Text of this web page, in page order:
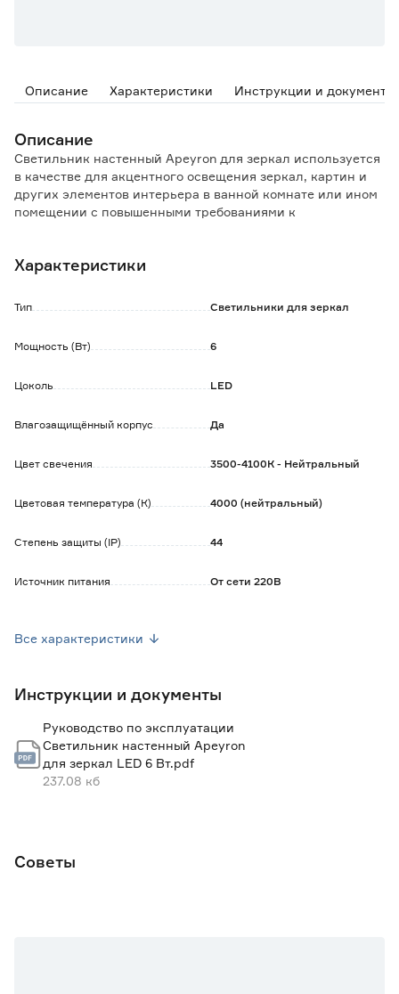
Описание Характеристики Инструкции и документы
Описание
Светильник настенный Apeyron для зеркал используется
в качестве для акцентного освещения зеркал, картин и
других элементов интерьера в ванной комнате или ином
помещении с повышенными требованиями к
Особенности и преимущества:
светильника;
- комфортное свечение благодаря цветовой температуре
- лаконичный дизайн светильника впишется в любой
- срок службы более 50 000 часов.
Обратите внимание:
металлической планки, которая входит в комплект.
Характеристики
Тип Светильники для зеркал
Мощность (Вт) 6
Цоколь LED
Влагозащищённый корпус Да
Цвет свечения 3500-4100К - Нейтральный
Цветовая температура (К) 4000 (нейтральный)
Степень защиты (IP) 44
Источник питания От сети 220В
Материал арматуры Металл
Материал плафона Стекло
Вес брутто (кг)
Марка
Все характеристики
Инструкции и документы
Руководство по эксплуатации
Светильник настенный Apeyron
для зеркал LED 6 Вт.pdf
237.08 кб
Советы